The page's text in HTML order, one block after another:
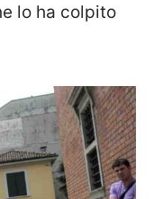
lo ha colpito